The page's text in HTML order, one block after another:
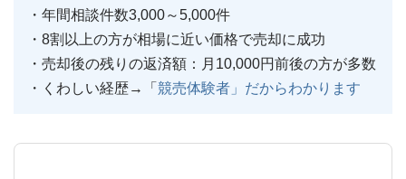
・年間相談件数3,000～5,000件
・8割以上の方が相場に近い価格で売却に成功
・売却後の残りの返済額：月10,000円前後の方が多数
・くわしい経歴→「 競売体験者」だからわかります